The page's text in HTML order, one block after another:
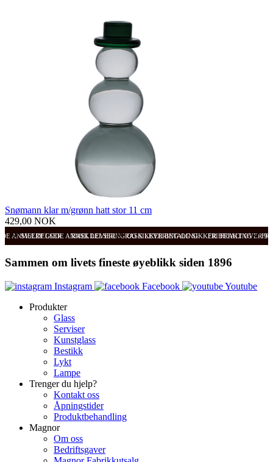
Snømann klar m/grønn hatt stor 11 cm
429,00 NOK
ANMELDELSER RASK LEVERING OG SIKKER BETALING FRI FRAKT OVER
SVÆRT GODE ANMELDELSER RASK LEVERING OG SIKKER BETALING
Sammen om livets fineste øyeblikk siden 1896
Instagram Facebook
Youtube
Produkter
Glass
Serviser
Kunstglass
Bestikk
Lykt
Lampe
Trenger du hjelp?
Kontakt oss
Åpningstider
Produktbehandling
Magnor
Om oss
Bedriftsgaver